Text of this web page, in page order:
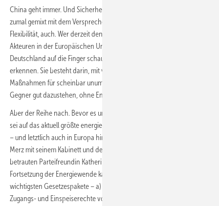
China geht immer. Und Sicherheit wie nun die Versorgungssicherheit,
zumal gemixt mit dem Versprechen von Beschleunigung und
Flexibilität, auch. Wer derzeit den regierenden energiepolitischen
Akteuren in der Europäischen Union und insbesondere in
Deutschland auf die Finger schaut, sollte deren Vermeidungsstrategie
erkennen. Sie besteht darin, mit vermeintlichen oder echten
Maßnahmen für scheinbar unumstrittene Ziele und gegen klare
Gegner gut dazustehen, ohne Energiewendpolitik zu wagen.
Aber der Reihe nach. Bevor es um diesen strategischen Ansatz geht,
sei auf das aktuell größte energiepolitische Versäumnis in Deutschland
– und letztlich auch in Europa hingewiesen: Bundeskanzler Friedrich
Merz mit seinem Kabinett und der darin mit der Energiepolitik
betrauten Parteifreundin Katherina Reiche können sich auf eine
Fortsetzung der Energiewende kaum noch einigen. Die zwei
wichtigsten Gesetzespakete – a) zum Netzausbau mitsamt der
Zugangs- und Einspeiserechte von Erneuerbare-Energien-Anlagen